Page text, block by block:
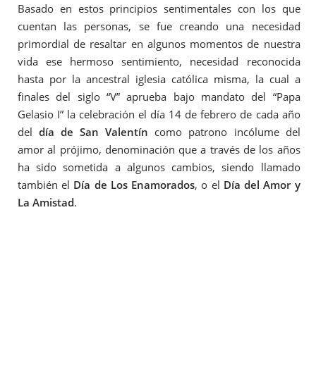
Basado en estos principios sentimentales con los que
cuentan las personas, se fue creando una necesidad
primordial de resaltar en algunos momentos de nuestra
vida ese hermoso sentimiento, necesidad reconocida
hasta por la ancestral iglesia católica misma, la cual a
finales del siglo “V” aprueba bajo mandato del “Papa
Gelasio I” la celebración el día 14 de febrero de cada año
deldía de San Valentín como patrono incólume del
amor al prójimo, denominación que a través de los años
ha sido sometida a algunos cambios, siendo llamado
también el Día de Los Enamorados, o el Día del Amor y
La Amistad.